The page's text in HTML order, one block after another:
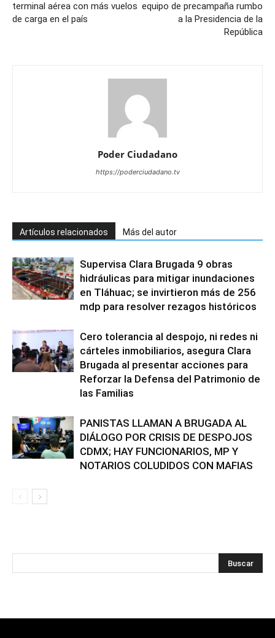
terminal aérea con más vuelos
de carga en el país
equipo de precampaña rumbo
a la Presidencia de la
República
Poder Ciudadano
https://poderciudadano.tv
Artículos relacionados Más del autor
Supervisa Clara Brugada 9 obras
hidráulicas para mitigar inundaciones
en Tláhuac; se invirtieron más de 256
mdp para resolver rezagos históricos
Cero tolerancia al despojo, ni redes ni
cárteles inmobiliarios, asegura Clara
Brugada al presentar acciones para
Reforzar la Defensa del Patrimonio de
las Familias
PANISTAS LLAMAN A BRUGADA AL
DIÁLOGO POR CRISIS DE DESPOJOS
CDMX; HAY FUNCIONARIOS, MP Y
NOTARIOS COLUDIDOS CON MAFIAS